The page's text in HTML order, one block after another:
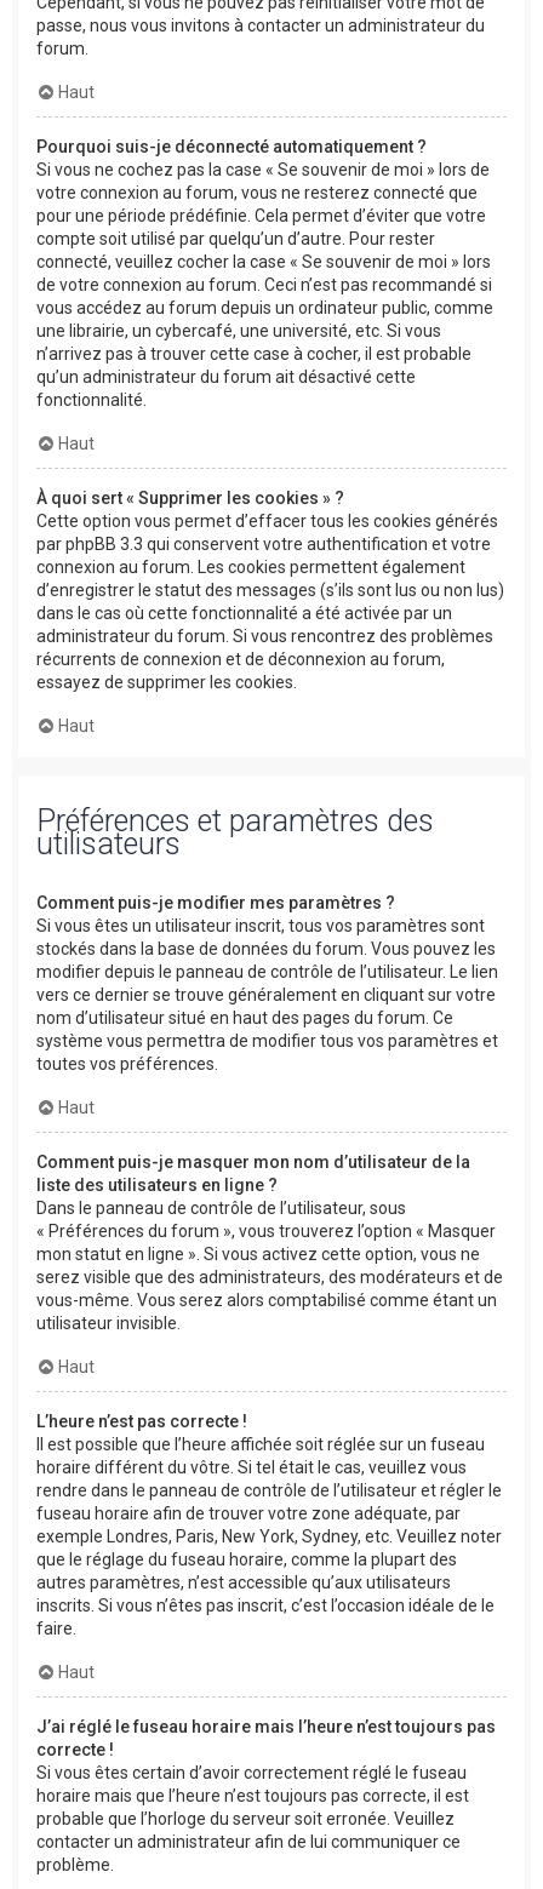
passe, nous vous invitons à contacter un administrateur du
forum.
Haut
Pourquoi suis-je déconnecté automatiquement ?
Si vous ne cochez pas la case « Se souvenir de moi » lors de
votre connexion au forum, vous ne resterez connecté que
pour une période prédéfinie. Cela permet d’éviter que votre
compte soit utilisé par quelqu’un d’autre. Pour rester
connecté, veuillez cocher la case « Se souvenir de moi » lors
de votre connexion au forum. Ceci n’est pas recommandé si
vous accédez au forum depuis un ordinateur public, comme
une librairie, un cybercafé, une université, etc. Si vous
n’arrivez pas à trouver cette case à cocher, il est probable
qu’un administrateur du forum ait désactivé cette
fonctionnalité.
Haut
À quoi sert « Supprimer les cookies » ?
Cette option vous permet d’effacer tous les cookies générés
par phpBB 3.3 qui conservent votre authentification et votre
connexion au forum. Les cookies permettent également
d’enregistrer le statut des messages (s’ils sont lus ou non lus)
dans le cas où cette fonctionnalité a été activée par un
administrateur du forum. Si vous rencontrez des problèmes
récurrents de connexion et de déconnexion au forum,
essayez de supprimer les cookies.
Haut
Préférences et paramètres des
utilisateurs
Comment puis-je modifier mes paramètres ?
Si vous êtes un utilisateur inscrit, tous vos paramètres sont
stockés dans la base de données du forum. Vous pouvez les
modifier depuis le panneau de contrôle de l’utilisateur. Le lien
vers ce dernier se trouve généralement en cliquant sur votre
nom d’utilisateur situé en haut des pages du forum. Ce
système vous permettra de modifier tous vos paramètres et
toutes vos préférences.
Haut
Comment puis-je masquer mon nom d’utilisateur de la
liste des utilisateurs en ligne ?
Dans le panneau de contrôle de l’utilisateur, sous
« Préférences du forum », vous trouverez l’option « Masquer
mon statut en ligne ». Si vous activez cette option, vous ne
serez visible que des administrateurs, des modérateurs et de
vous-même. Vous serez alors comptabilisé comme étant un
utilisateur invisible.
Haut
L’heure n’est pas correcte !
Il est possible que l’heure affichée soit réglée sur un fuseau
horaire différent du vôtre. Si tel était le cas, veuillez vous
rendre dans le panneau de contrôle de l’utilisateur et régler le
fuseau horaire afin de trouver votre zone adéquate, par
exemple Londres, Paris, New York, Sydney, etc. Veuillez noter
que le réglage du fuseau horaire, comme la plupart des
autres paramètres, n’est accessible qu’aux utilisateurs
inscrits. Si vous n’êtes pas inscrit, c’est l’occasion idéale de le
faire.
Haut
J’ai réglé le fuseau horaire mais l’heure n’est toujours pas
correcte !
Si vous êtes certain d’avoir correctement réglé le fuseau
horaire mais que l’heure n’est toujours pas correcte, il est
probable que l’horloge du serveur soit erronée. Veuillez
contacter un administrateur afin de lui communiquer ce
problème.